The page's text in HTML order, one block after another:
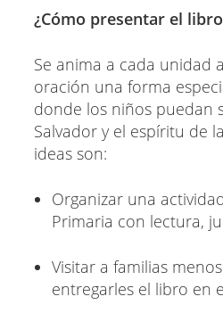
¿Cómo presentar el
Se anima a cada unidad
oración una forma
donde los niños puedan
Salvador y el espíritu de
ideas son:
Organizar una
Primaria con lectura,
Visitar a familias
entregarles el libro en